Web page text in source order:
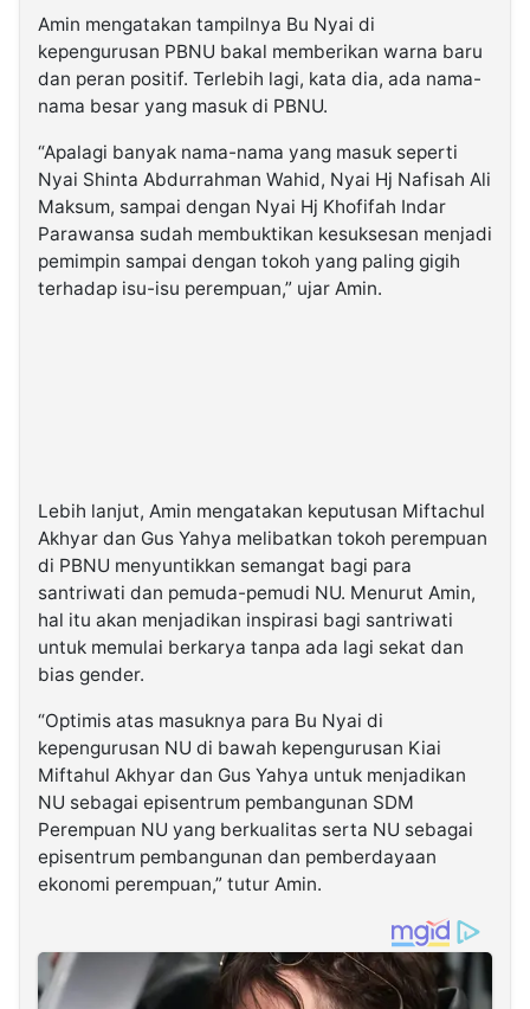
Amin mengatakan tampilnya Bu Nyai di
kepengurusan PBNU bakal memberikan warna baru
dan peran positif. Terlebih lagi, kata dia, ada nama-
nama besar yang masuk di PBNU.
“Apalagi banyak nama-nama yang masuk seperti
Nyai Shinta Abdurrahman Wahid, Nyai Hj Nafisah Ali
Maksum, sampai dengan Nyai Hj Khofifah Indar
Parawansa sudah membuktikan kesuksesan menjadi
pemimpin sampai dengan tokoh yang paling gigih
terhadap isu-isu perempuan,” ujar Amin.
Lebih lanjut, Amin mengatakan keputusan Miftachul
Akhyar dan Gus Yahya melibatkan tokoh perempuan
di PBNU menyuntikkan semangat bagi para
santriwati dan pemuda-pemudi NU. Menurut Amin,
hal itu akan menjadikan inspirasi bagi santriwati
untuk memulai berkarya tanpa ada lagi sekat dan
bias gender.
“Optimis atas masuknya para Bu Nyai di
kepengurusan NU di bawah kepengurusan Kiai
Miftahul Akhyar dan Gus Yahya untuk menjadikan
NU sebagai episentrum pembangunan SDM
Perempuan NU yang berkualitas serta NU sebagai
episentrum pembangunan dan pemberdayaan
ekonomi perempuan,” tutur Amin.